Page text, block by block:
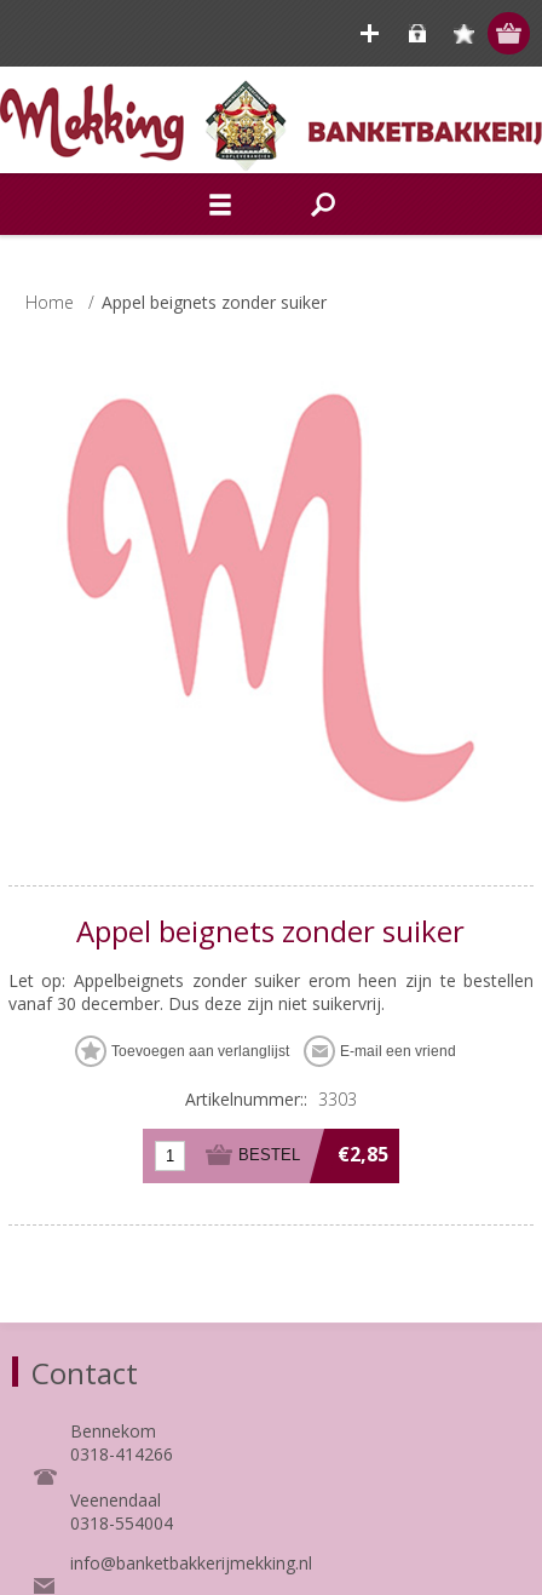
Home / Appel beignets zonder suiker
Appel beignets zonder suiker
Let op: Appelbeignets zonder suiker erom heen zijn te bestellen
vanaf 30 december. Dus deze zijn niet suikervrij.
Artikelnummer:: 3303
€2,85
Contact
Bennekom
0318-414266
Veenendaal
0318-554004
info@banketbakkerijmekking.nl